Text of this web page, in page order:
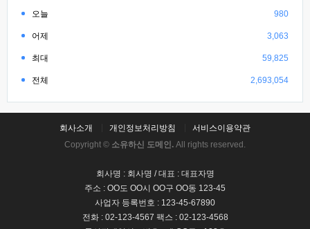
오늘 980
어제 3,063
최대 59,825
전체 2,693,054
회사소개 개인정보처리방침
서비스이용약관
Copyright © 소유하신 도메인. All rights reserved.
회사명 : 회사명 / 대표 : 대표자명
주소 : OO도 OO시 OO구 OO동 123-45
사업자 등록번호 : 123-45-67890
전화 : 02-123-4567 팩스 : 02-123-4568